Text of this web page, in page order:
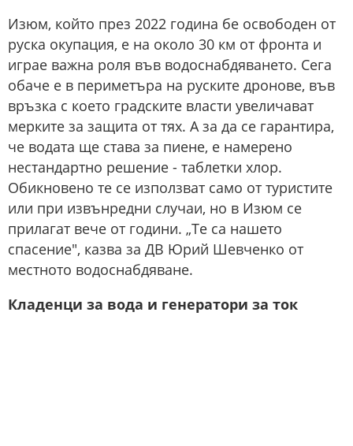
Изюм, който през 2022 година бе освободен от
руска окупация, е на около 30 км от фронта и
играе важна роля във водоснабдяването. Сега
обаче е в периметъра на руските дронове, във
връзка с което градските власти увеличават
мерките за защита от тях. А за да се гарантира,
че водата ще става за пиене, е намерено
нестандартно решение - таблетки хлор.
Обикновено те се използват само от туристите
или при извънредни случаи, но в Изюм се
прилагат вече от години. „Те са нашето
спасение", казва за ДВ Юрий Шевченко от
местното водоснабдяване.
Кладенци за вода и генератори за ток